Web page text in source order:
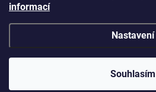
informací
Nastavení
Souhlasím
Woldoshop s.r.o. .